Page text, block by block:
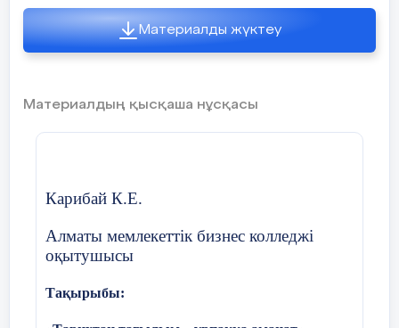
Материалды жүктеу
Материалдың қысқаша нұсқасы
Карибай К.Е.
Алматы мемлекеттік бизнес колледжі
оқытушысы
Тақырыбы: